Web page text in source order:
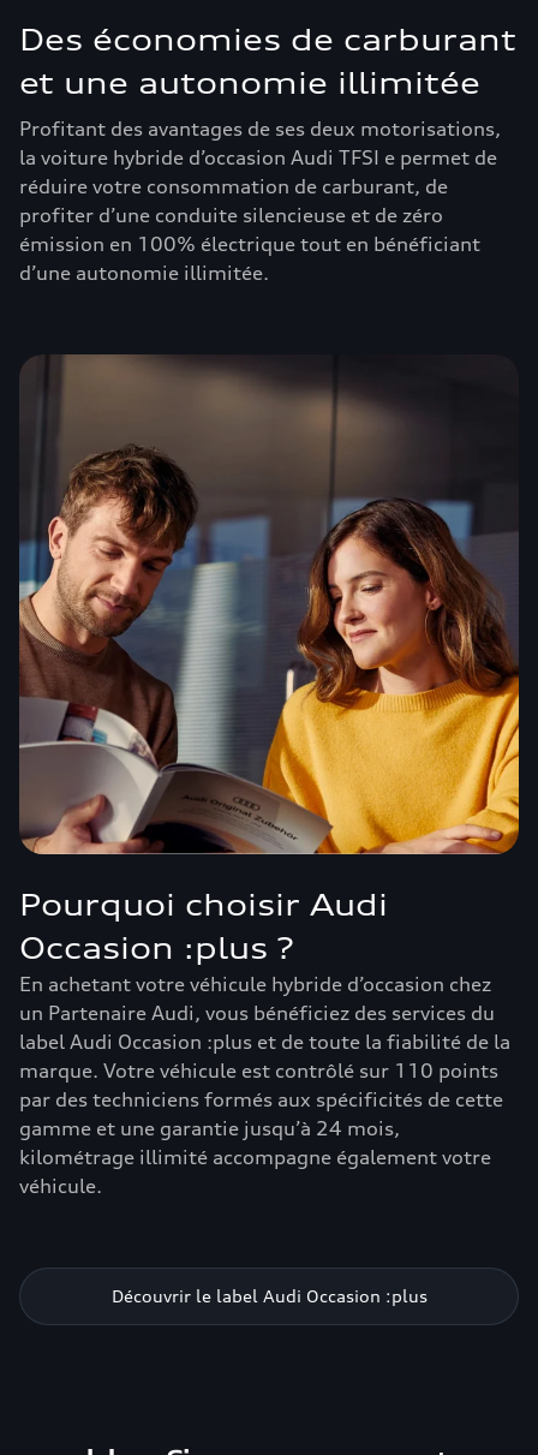
Des économies de carburant
et une autonomie illimitée
Profitant des avantages de ses deux motorisations,
la voiture hybride d’occasion Audi TFSI e permet de
réduire votre consommation de carburant, de
profiter d’une conduite silencieuse et de zéro
émission en 100% électrique tout en bénéficiant
d’une autonomie illimitée.
Pourquoi choisir Audi
Occasion :plus ?
En achetant votre véhicule hybride d’occasion chez
un Partenaire Audi, vous bénéficiez des services du
label Audi Occasion :plus et de toute la fiabilité de la
marque. Votre véhicule est contrôlé sur 110 points
par des techniciens formés aux spécificités de cette
gamme et une garantie jusqu’à 24 mois,
kilométrage illimité accompagne également votre
véhicule.
Découvrir le label Audi Occasion :plus